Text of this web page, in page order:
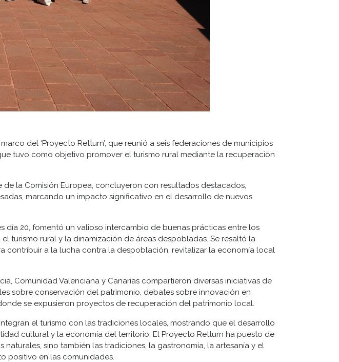
del ‘Proyecto Retturn’, que reunió a seis federaciones de municipios
tuvo como objetivo promover el turismo rural mediante la recuperación
la Comisión Europea, concluyeron con resultados destacados,
marcando un impacto significativo en el desarrollo de nuevos
día 20, fomentó un valioso intercambio de buenas prácticas entre los
turismo rural y la dinamización de áreas despobladas. Se resaltó la
a la lucha contra la despoblación, revitalizar la economía local
Comunidad Valenciana y Canarias compartieron diversas iniciativas de
sobre conservación del patrimonio, debates sobre innovación en
se expusieron proyectos de recuperación del patrimonio local.
el turismo con las tradiciones locales, mostrando que el desarrollo
cultural y la economía del territorio. El Proyecto Retturn ha puesto de
sino también las tradiciones, la gastronomía, la artesanía y el
positivo en las comunidades.